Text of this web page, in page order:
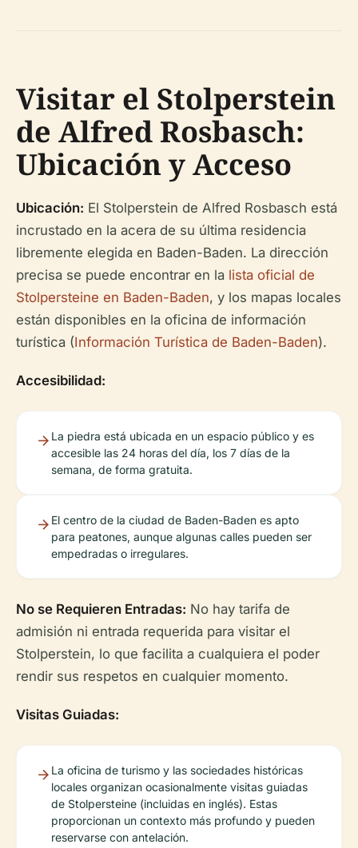
Visitar el Stolperstein
de Alfred Rosbasch:
Ubicación y Acceso
Ubicación: El Stolperstein de Alfred Rosbasch está
incrustado en la acera de su última residencia
libremente elegida en Baden-Baden. La dirección
precisa se puede encontrar en la lista oficial de
Stolpersteine en Baden-Baden, y los mapas locales
están disponibles en la oficina de información
turística (Información Turística de Baden-Baden).
Accesibilidad:
La piedra está ubicada en un espacio público y es
accesible las 24 horas del día, los 7 días de la
semana, de forma gratuita.
El centro de la ciudad de Baden-Baden es apto
para peatones, aunque algunas calles pueden ser
empedradas o irregulares.
No se Requieren Entradas: No hay tarifa de
admisión ni entrada requerida para visitar el
Stolperstein, lo que facilita a cualquiera el poder
rendir sus respetos en cualquier momento.
Visitas Guiadas:
La oficina de turismo y las sociedades históricas
locales organizan ocasionalmente visitas guiadas
de Stolpersteine (incluidas en inglés). Estas
proporcionan un contexto más profundo y pueden
reservarse con antelación.